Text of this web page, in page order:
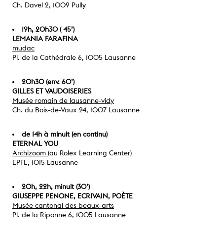
Ch. Davel 2, 1009 Pully
19h, 20h30 ( 45’)
LEMANIA FARAFINA
mudac
Pl. de la Cathédrale 6, 1005 Lausanne
20h30 (env. 60’)
GILLES ET VAUDOISERIES
Musée romain de lausanne-vidy
Ch. du Bois-de-Vaux 24, 1007 Lausanne
de 14h à minuit (en continu)
ETERNAL YOU
Archizoom (au Rolex Learning Center)
EPFL, 1015 Lausanne
20h, 22h, minuit (30’)
GIUSEPPE PENONE, ECRIVAIN, POÈTE
Musée cantonal des beaux-arts
Pl. de la Riponne 6, 1005 Lausanne